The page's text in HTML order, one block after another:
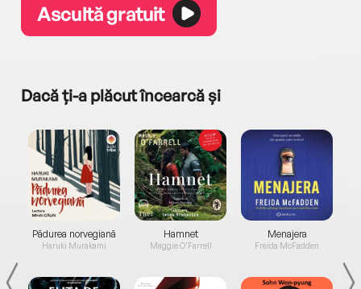
Ascultă gratuit
Dacă ți-a plăcut încearcă și
Pădurea norvegiană
Haruki Murakami
Hamnet
Maggie O'Farrell
Menajera
Freida McFadden